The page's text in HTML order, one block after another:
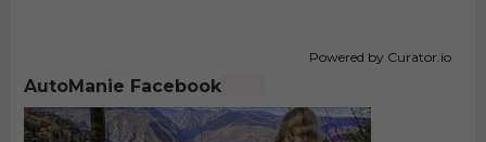
Powered by Curator.io
AutoManie Facebook